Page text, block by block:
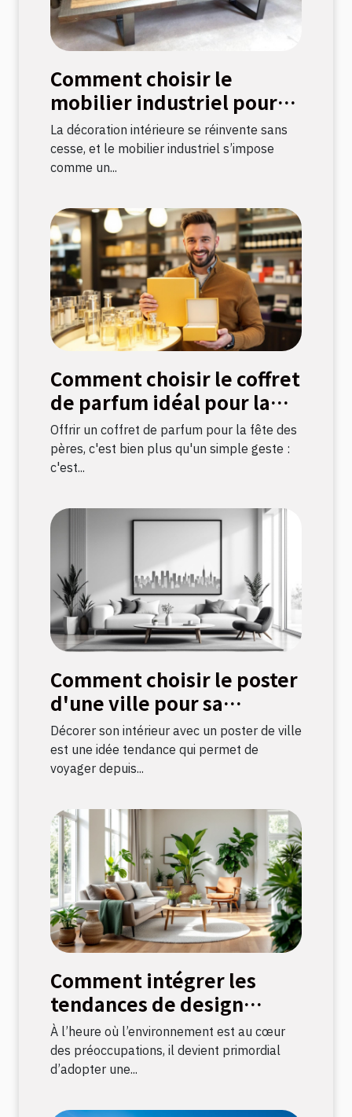
Comment choisir le
mobilier industriel pour
une décoration durable ?
La décoration intérieure se réinvente sans
cesse, et le mobilier industriel s’impose
comme un...
Comment choisir le coffret
de parfum idéal pour la
fête des pères ?
Offrir un coffret de parfum pour la fête des
pères, c'est bien plus qu'un simple geste :
c'est...
Comment choisir le poster
d'une ville pour sa
décoration intérieure ?
Décorer son intérieur avec un poster de ville
est une idée tendance qui permet de
voyager depuis...
Comment intégrer les
tendances de design
durable dans votre
décoration intérieure
À l’heure où l’environnement est au cœur
des préoccupations, il devient primordial
d’adopter une...